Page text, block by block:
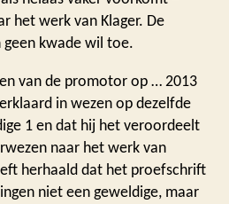
het werk van Klager. De
kwade wil toe.
van de promotor op … 2013
in wezen op dezelfde
1 en dat hij het veroordeelt
naar het werk van
herhaald dat het proefschrift
niet een geweldige, maar